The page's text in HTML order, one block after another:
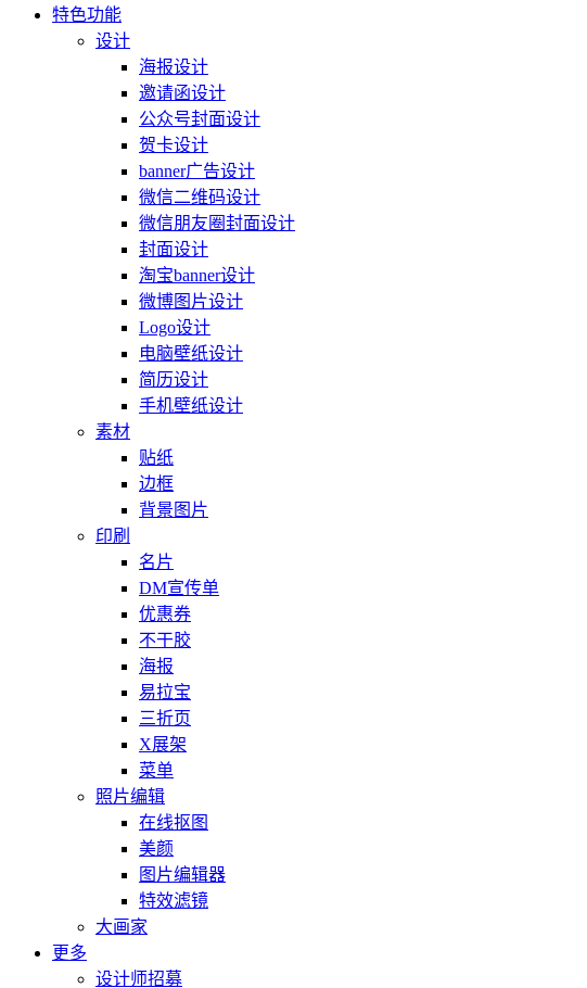
特色功能
设计
海报设计
邀请函设计
公众号封面设计
贺卡设计
banner广告设计
微信二维码设计
微信朋友圈封面设计
封面设计
淘宝banner设计
微博图片设计
Logo设计
电脑壁纸设计
简历设计
手机壁纸设计
素材
贴纸
边框
背景图片
印刷
名片
DM宣传单
优惠券
不干胶
海报
易拉宝
三折页
X展架
菜单
照片编辑
在线抠图
美颜
图片编辑器
特效滤镜
大画家
更多
设计师招募